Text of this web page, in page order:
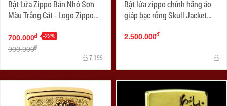
Bật Lửa Zippo Bản Nhỏ Sơn
Màu Trắng Cát - Logo Zippo
SKU 1627ZL- Zippo Slim®
Green Matte Zippo Logo
700.000đ -22%
900.000đ
7.199
Bật lửa zippo chính hãng áo
giáp bạc rỗng Skull Jacket
Skull Thanatos
2.500.000đ